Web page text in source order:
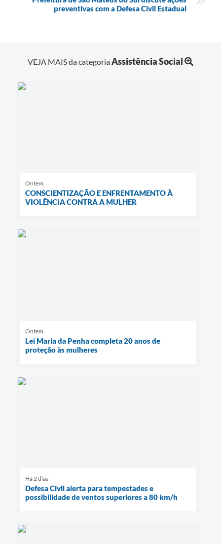
preventivas com a Defesa Civil Estadual
VEJA MAIS da categoriaAssistência Social
Ontem
CONSCIENTIZAÇÃO E ENFRENTAMENTO À
VIOLÊNCIA CONTRA A MULHER
Ontem
Lei Maria da Penha completa 20 anos de
proteção às mulheres
Há 2 dias
Defesa Civil alerta para tempestades e
possibilidade de ventos superiores a 80 km/h